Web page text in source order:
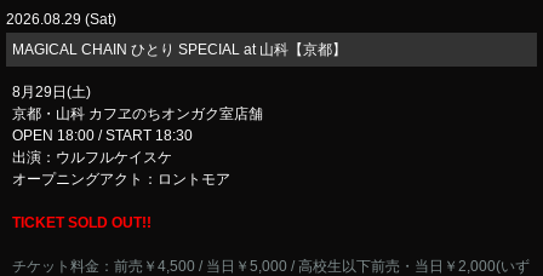
2026.08.29 (Sat)
MAGICAL CHAIN ひとり SPECIAL at 山科【京都】
8月29日(土)
京都・山科 カフヱのちオンガク室店舗
OPEN 18:00 / START 18:30
出演：ウルフルケイスケ
オープニングアクト：ロントモア
TICKET SOLD OUT!!
チケット料金：前売￥4,500 / 当日￥5,000 / 高校生以下前売・当日￥2,000(いず